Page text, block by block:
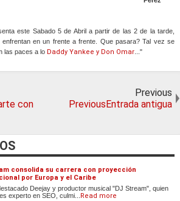
este Sabado 5 de Abril a partir de las 2 de la tarde,
enfrentan en un frente a frente. Que pasara? Tal vez se
las paces a lo Daddy Yankee y Don Omar ..."
con
Previous
PreviousEntrada antigua
consolida su carrera con proyección
por Europa y el Caribe
Deejay y productor musical "DJ Stream", quien
experto en SEO, culmi...
Read more